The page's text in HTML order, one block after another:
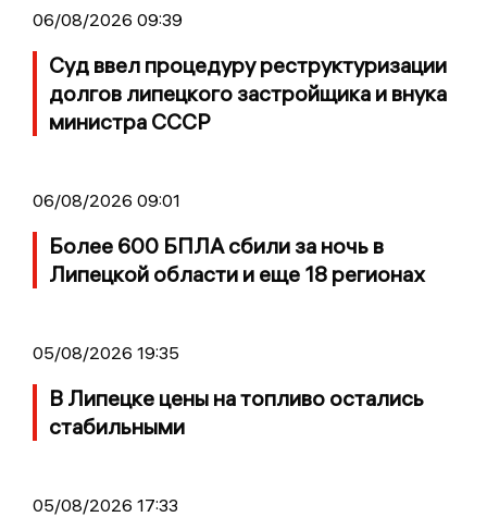
06/08/2026 09:39
Суд ввел процедуру реструктуризации
долгов липецкого застройщика и внука
министра СССР
06/08/2026 09:01
Более 600 БПЛА сбили за ночь в
Липецкой области и еще 18 регионах
05/08/2026 19:35
В Липецке цены на топливо остались
стабильными
05/08/2026 17:33